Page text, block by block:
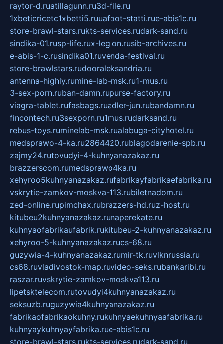
raytor-d.ruatillagunn.ru3d-file.ru
1xbeticricetc1xbetti5.ruuafoot-statti.rue-abis1c.ru
store-brawl-stars.rukts-services.rudark-sand.ru
sindika-01.rusp-life.rux-legion.rusib-archives.ru
e-abis-1-c.rusindika01.ruvenda-festival.ru
store-brawlstars.rudooraleksandria.ru
antenna-highly.rumine-lab-msk.ru1-mus.ru
3-sex-porn.ruban-damn.rupurse-factory.ru
viagra-tablet.rufasbags.ruadler-jun.rubandamn.ru
fincontech.ru3sexporn.ru1mus.rudarksand.ru
rebus-toys.ruminelab-msk.rualabuga-cityhotel.ru
medsprawo-4-ka.ru2864420.rublagodarenie-spb.ru
zajmy24.rutovudyi-4-kuhnyanazakaz.ru
brazzerscom.rumedsprawo4ka.ru
xehyroo5kuhnyanazakaz.rufabrikayfabrikaefabrika.ru
vskrytie-zamkov-moskva-113.rubiletnadom.ru
zed-online.rupimchax.rubrazzers-hd.ruz-host.ru
kitubeu2kuhnyanazakaz.runaperekate.ru
kuhnyaofabrikaufabrik.rukitubeu-2-kuhnyanazakaz.ru
xehyroo-5-kuhnyanazakaz.rucs-68.ru
guzywia-4-kuhnyanazakaz.rumir-tk.ruvlknrussia.ru
cs68.ruvladivostok-map.ruvideo-seks.rubankaribi.ru
raszar.ruvskrytie-zamkov-moskva113.ru
lipetsktelecom.rutovudyi4kuhnyanazakaz.ru
seksuzb.ruguzywia4kuhnyanazakaz.ru
fabrikaofabrikaokuhny.rukuhnyaekuhnyaafabrika.ru
kuhnyaykuhnyayfabrika.rue-abis1c.ru
store-brawl-stars.rukts-services.rudark-sand.ru